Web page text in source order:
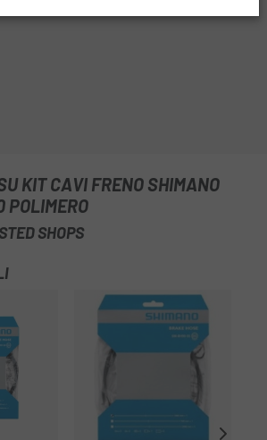
KIT CAVI FRENO SHIMANO
POLIMERO
SHOPS